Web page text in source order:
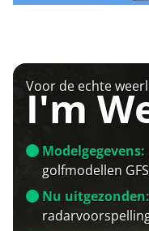
Voor de echte
I'm
Modelgegevens:
golfmodellen
Nu uitgezonden: